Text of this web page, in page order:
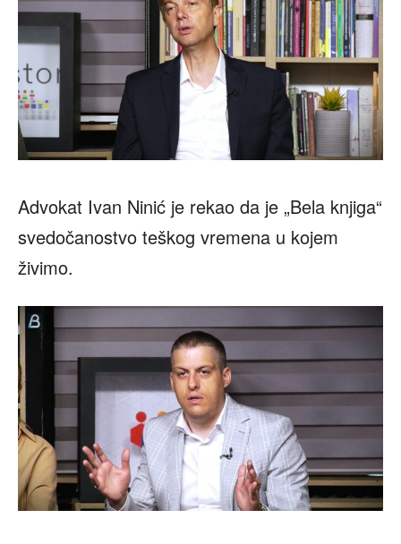
Advokat Ivan Ninić je rekao da je „Bela knjiga“
svedočanostvo teškog vremena u kojem
živimo.